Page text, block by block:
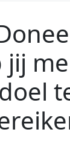
jij
doel